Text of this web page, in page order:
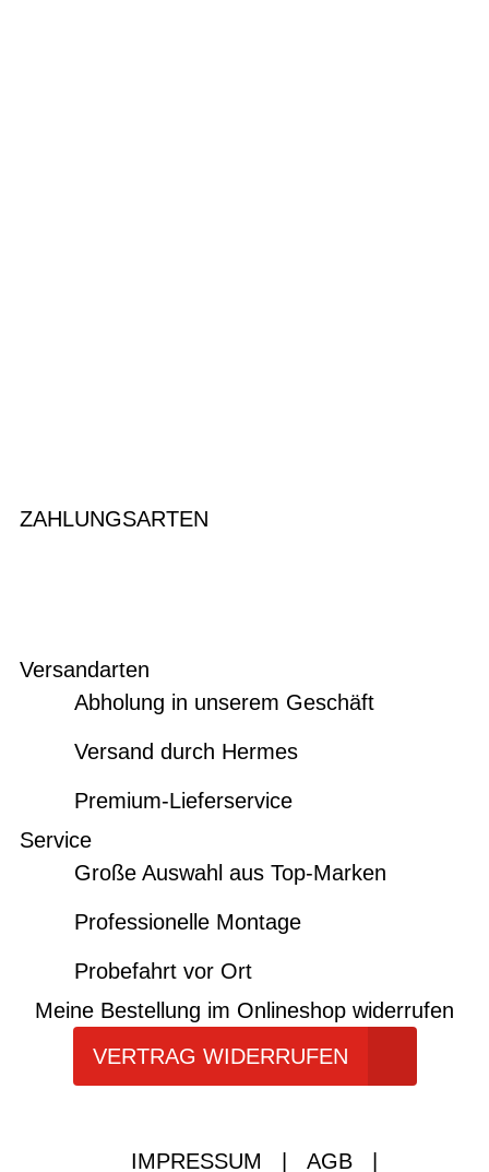
ZAHLUNGSARTEN
Versandarten
Abholung in unserem Geschäft
Versand durch Hermes
Premium-Lieferservice
Service
Große Auswahl aus Top-Marken
Professionelle Montage
Probefahrt vor Ort
Meine Bestellung im Onlineshop widerrufen
VERTRAG WIDERRUFEN
IMPRESSUM AGB